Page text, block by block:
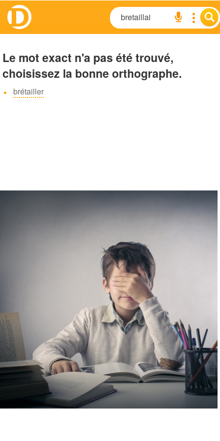
Le mot exact n'a pas été trouvé,
choisissez la bonne orthographe.
brétailler